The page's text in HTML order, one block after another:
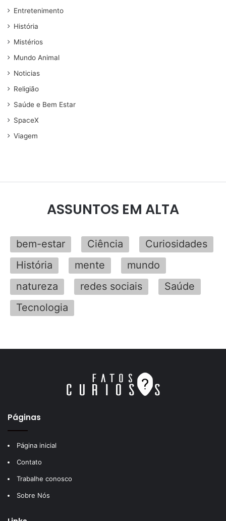
Entretenimento
História
Mistérios
Mundo Animal
Noticias
Religião
Saúde e Bem Estar
SpaceX
Viagem
ASSUNTOS EM ALTA
bem-estar Ciência
Curiosidades
História
mente
mundo
natureza
redes sociais
Saúde
Tecnologia
Páginas
Página inicial
Contato
Trabalhe conosco
Sobre Nós